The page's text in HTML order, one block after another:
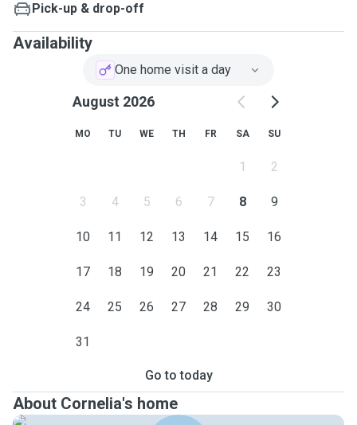
Pick-up & drop-off
Availability
One home visit a day
August 2026
MO TU WE TH FR SA SU
1 2
3 4 5 6 7 8 9
10 11 12 13 14 15 16
17 18 19 20 21 22 23
24 25 26 27 28 29 30
31
Go to today
About Cornelia's home